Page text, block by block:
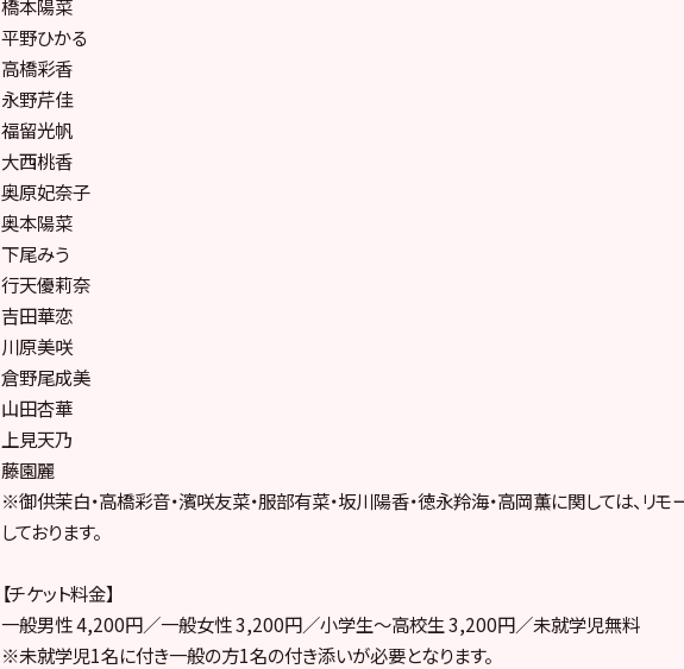
橋本陽菜
平野ひかる
高橋彩香
永野芹佳
福留光帆
大西桃香
奥原妃奈子
奥本陽菜
下尾みう
行天優莉奈
吉田華恋
川原美咲
倉野尾成美
山田杏華
上見天乃
藤園麗
※御供茉白・高橋彩音・濱咲友菜・服部有菜・坂川陽香・徳永羚海・高岡薫に関しては、リ
しております。
【チケット料金】
一般男性 4,200円／一般女性 3,200円／小学生～高校生 3,200円／未就学児無料
※未就学児1名に付き一般の方1名の付き添いが必要となります。